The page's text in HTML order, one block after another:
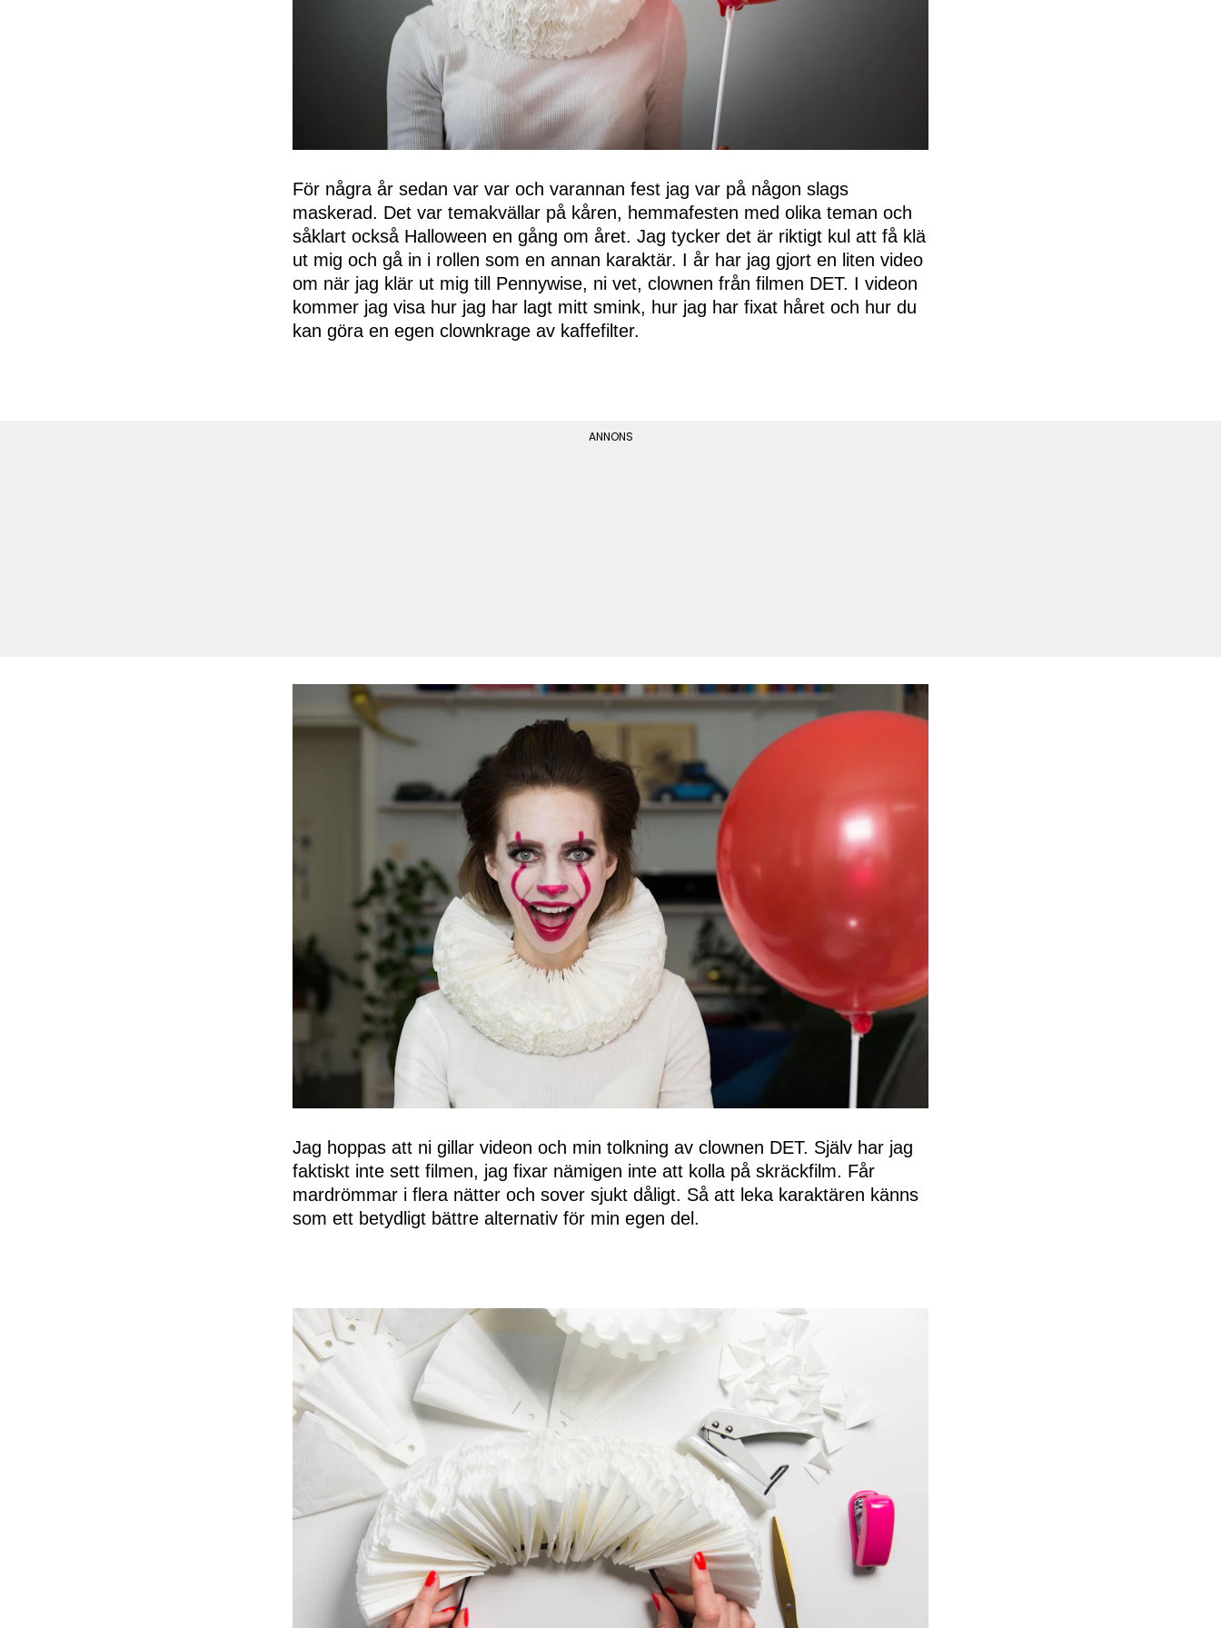
För några år sedan var var och varannan fest jag var på någon slags
maskerad. Det var temakvällar på kåren, hemmafesten med olika teman och
såklart också Halloween en gång om året. Jag tycker det är riktigt kul att få klä
ut mig och gå in i rollen som en annan karaktär. I år har jag gjort en liten video
om när jag klär ut mig till Pennywise, ni vet, clownen från filmen DET. I videon
kommer jag visa hur jag har lagt mitt smink, hur jag har fixat håret och hur du
kan göra en egen clownkrage av kaffefilter.
Jag hoppas att ni gillar videon och min tolkning av clownen DET. Själv har jag
faktiskt inte sett filmen, jag fixar nämigen inte att kolla på skräckfilm. Får
mardrömmar i flera nätter och sover sjukt dåligt. Så att leka karaktären känns
som ett betydligt bättre alternativ för min egen del.